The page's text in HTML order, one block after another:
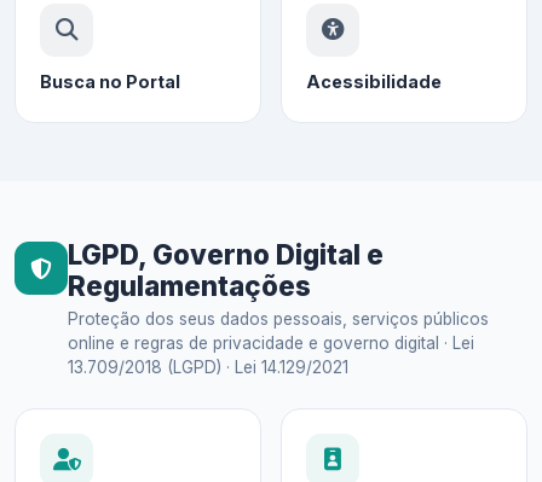
Busca no Portal Acessibilidade
LGPD, Governo Digital e
Regulamentações
Proteção dos seus dados pessoais, serviços públicos
online e regras de privacidade e governo digital · Lei
13.709/2018 (LGPD) · Lei 14.129/2021